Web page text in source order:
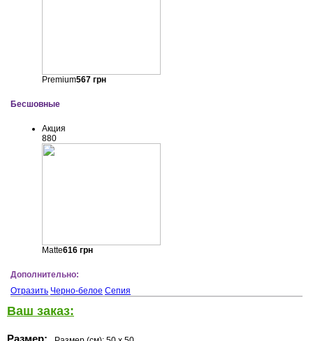
Premium567грн
Бесшовные
Акция
880
Matte616грн
Дополнительно:
Отразить Черно-белое Сепия
Ваш заказ:
Размер: